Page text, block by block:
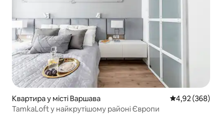
Квартира у місті Варшава Середня
4,92 (368)
TamkaLoft у найкрутішому районі Європи